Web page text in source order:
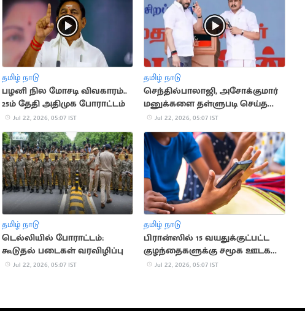
தமிழ் நாடு
பழனி நில மோசடி விவகாரம்..
25ம் தேதி அதிமுக போராட்டம்
Jul 22, 2026, 05:07 IST
தமிழ் நாடு
செந்தில்பாலாஜி, அசோக்குமார்
மனுக்களை தள்ளுபடி செய்த
நீதிமன்றம்
Jul 22, 2026, 05:07 IST
தமிழ் நாடு
டெல்லியில் போராட்டம்:
கூடுதல் படைகள் வரவிழிப்பு
Jul 22, 2026, 05:07 IST
தமிழ் நாடு
பிரான்ஸில் 15 வயதுக்குட்பட்ட
குழந்தைகளுக்கு சமூக ஊடக
தடை
Jul 22, 2026, 05:07 IST